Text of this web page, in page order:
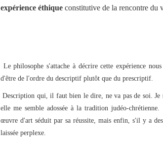
expérience éthique constitutive de la rencontre du
Le philosophe s'attache à décrire cette expérience
d'être de l'ordre du descriptif plutôt que du prescriptif.
Description qui, il faut bien le dire, ne va pas de soi. Je
elle me semble adossée à la tradition judéo-
œuvre d'art séduit par sa réussite, mais enfin, s'il y a
laissée perplexe.